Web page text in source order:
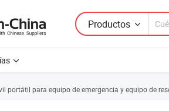
Productos
portátil para equipo de emergencia y equipo de